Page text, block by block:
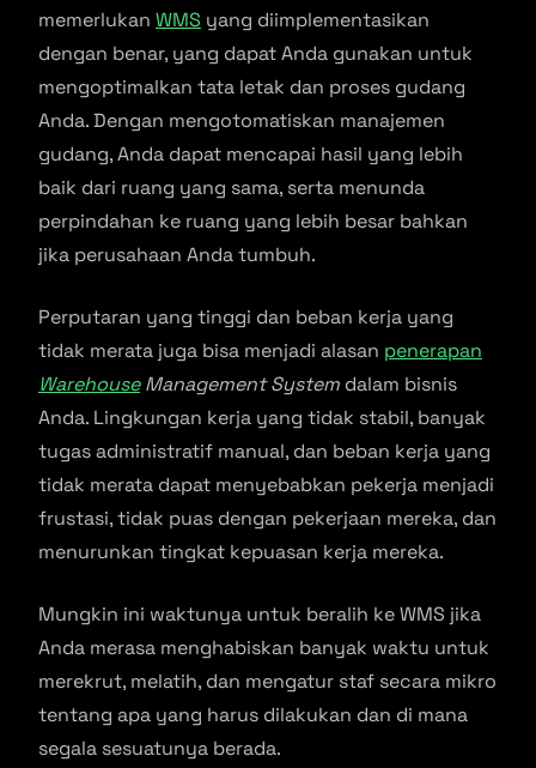
memerlukan WMS yang diimplementasikan
dengan benar, yang dapat Anda gunakan untuk
mengoptimalkan tata letak dan proses gudang
Anda. Dengan mengotomatiskan manajemen
gudang, Anda dapat mencapai hasil yang lebih
baik dari ruang yang sama, serta menunda
perpindahan ke ruang yang lebih besar bahkan
jika perusahaan Anda tumbuh.
Perputaran yang tinggi dan beban kerja yang
tidak merata juga bisa menjadi alasan penerapan
Warehouse Management System dalam bisnis
Anda. Lingkungan kerja yang tidak stabil, banyak
tugas administratif manual, dan beban kerja yang
tidak merata dapat menyebabkan pekerja menjadi
frustasi, tidak puas dengan pekerjaan mereka, dan
menurunkan tingkat kepuasan kerja mereka.
Mungkin ini waktunya untuk beralih ke WMS jika
Anda merasa menghabiskan banyak waktu untuk
merekrut, melatih, dan mengatur staf secara mikro
tentang apa yang harus dilakukan dan di mana
segala sesuatunya berada.